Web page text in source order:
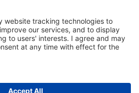
Wysyłka i Dostawa